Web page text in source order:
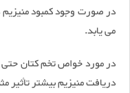
در صورت وجود کمبود منیزیم
می یابد.
در مورد خواص تخم کتان حتی
دریافت منیزیم بیشتر تأثیر